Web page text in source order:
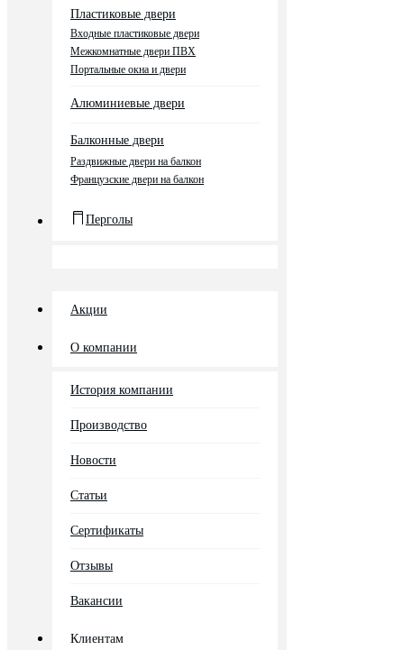
Пластиковые двери
Входные пластиковые двери
Межкомнатные двери ПВХ
Портальные окна и двери
Алюминиевые двери
Балконные двери
Раздвижные двери на балкон
Французские двери на балкон
Перголы
Акции
О компании
История компании
Производство
Новости
Статьи
Сертификаты
Отзывы
Вакансии
Клиентам